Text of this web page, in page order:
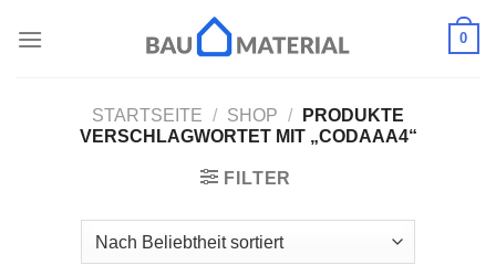
Inhalt
0
STARTSEITE / SHOP /
PRODUKTE
VERSCHLAGWORTET MIT „CODAAA4“
FILTER